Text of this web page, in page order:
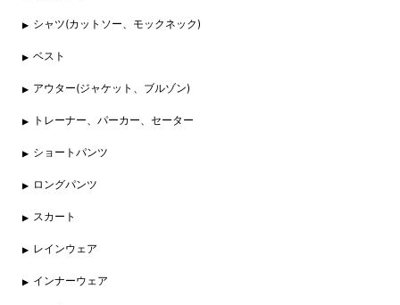
シャツ(カットソー、モックネック)
ベスト
アウター(ジャケット、ブルゾン)
トレーナー、パーカー、セーター
ショートパンツ
ロングパンツ
スカート
レインウェア
インナーウェア